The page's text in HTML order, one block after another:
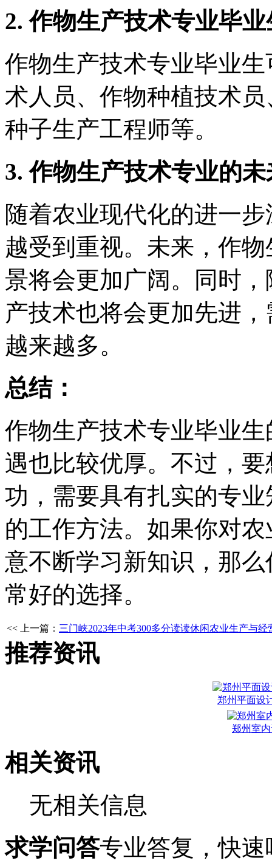
2. 作物生产技术专业毕
作物生产技术专业毕业
术人员、作物种植技术
种子生产工程师等。
3. 作物生产技术专业的
随着农业现代化的进一
越受到重视。未来，作
景将会更加广阔。同时
产技术也将会更加先进
越来越多。
总结：
作物生产技术专业毕业
遇也比较优厚。不过，
功，需要具有扎实的专
的工作方法。如果你对
意不断学习新知识，那
常好的选择。
<< 上一篇： 三门峡2023年中考300多分读读休闲农业生产与经
推荐资讯
郑州平面设
郑州室
相关资讯
无相关信息
求学问答专业答复，快速